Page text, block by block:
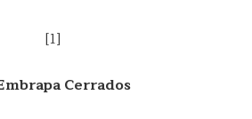
[1]
Cerrados